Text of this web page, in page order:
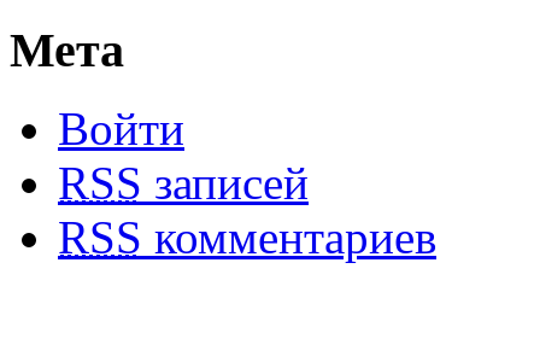
Мета
Войти
RSS записей
RSS комментариев